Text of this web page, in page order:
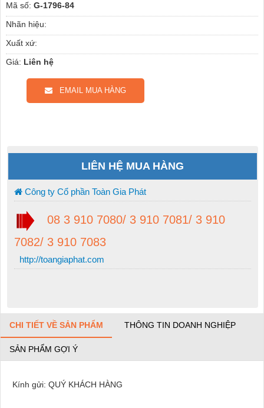
Mã số: G-1796-84
Nhãn hiệu:
Xuất xứ:
Giá: Liên hệ
EMAIL MUA HÀNG
LIÊN HỆ MUA HÀNG
Công ty Cổ phần Toàn Gia Phát
08 3 910 7080/ 3 910 7081/ 3 910
7082/ 3 910 7083
http://toangiaphat.com
CHI TIẾT VỀ SẢN PHẨM THÔNG TIN DOANH NGHIỆP
SẢN PHẨM GỢI Ý
Kính gửi: QUÝ KHÁCH HÀNG